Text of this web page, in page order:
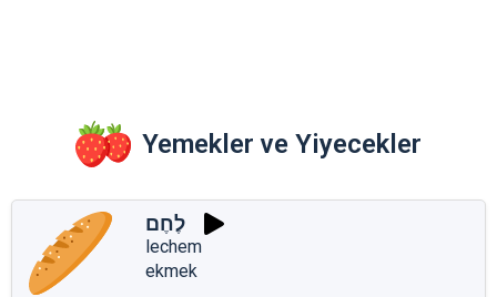
Yemekler ve Yiyecekler
לֶחֶם
lechem
ekmek